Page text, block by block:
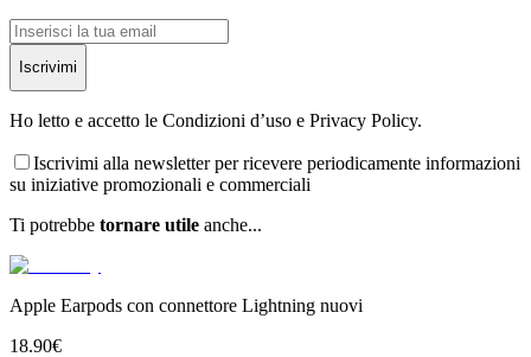
Iscrivimi
Ho letto e accetto le Condizioni d’uso e Privacy Policy.
Iscrivimi alla newsletter per ricevere periodicamente informazioni
su iniziative promozionali e commerciali
Ti potrebbe tornare utile anche...
Apple Earpods con connettore Lightning nuovi
18.90€